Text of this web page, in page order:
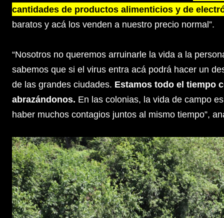
cantidades de productos alimenticios y de
baratos y acá los venden a nuestro precio normal”.
“Nosotros no queremos arruinarle la vida a la
sabemos que si el virus entra acá podrá hacer un
de las grandes ciudades. Estamos todo el tiempo
abrazándonos. En las colonias, la vida de campo
haber muchos contagios juntos al mismo tiempo”,